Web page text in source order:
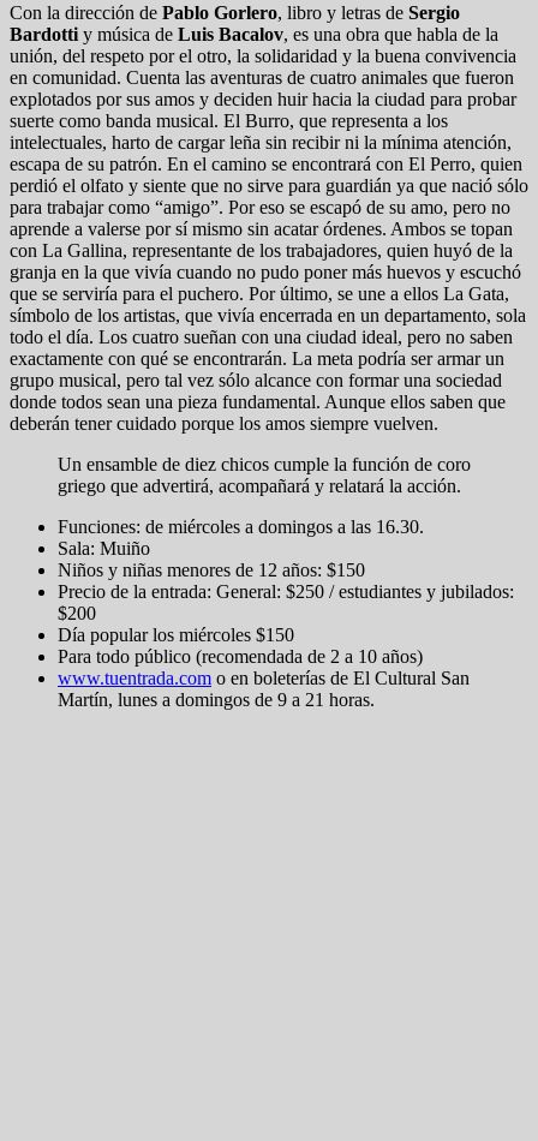
Con la dirección de Pablo Gorlero, libro y letras de Sergio
Bardotti y música de Luis Bacalov, es una obra que habla de la
unión, del respeto por el otro, la solidaridad y la buena convivencia
en comunidad. Cuenta las aventuras de cuatro animales que fueron
explotados por sus amos y deciden huir hacia la ciudad para probar
suerte como banda musical. El Burro, que representa a los
intelectuales, harto de cargar leña sin recibir ni la mínima atención,
escapa de su patrón. En el camino se encontrará con El Perro, quien
perdió el olfato y siente que no sirve para guardián ya que nació sólo
para trabajar como “amigo”. Por eso se escapó de su amo, pero no
aprende a valerse por sí mismo sin acatar órdenes. Ambos se topan
con La Gallina, representante de los trabajadores, quien huyó de la
granja en la que vivía cuando no pudo poner más huevos y escuchó
que se serviría para el puchero. Por último, se une a ellos La Gata,
símbolo de los artistas, que vivía encerrada en un departamento, sola
todo el día. Los cuatro sueñan con una ciudad ideal, pero no saben
exactamente con qué se encontrarán. La meta podría ser armar un
grupo musical, pero tal vez sólo alcance con formar una sociedad
donde todos sean una pieza fundamental. Aunque ellos saben que
deberán tener cuidado porque los amos siempre vuelven.
Un ensamble de diez chicos cumple la función de coro
griego que advertirá, acompañará y relatará la acción.
Funciones: de miércoles a domingos a las 16.30.
Sala: Muiño
Niños y niñas menores de 12 años: $150
Precio de la entrada: General: $250 / estudiantes y jubilados:
$200
Día popular los miércoles $150
Para todo público (recomendada de 2 a 10 años)
www.tuentrada.com o en boleterías de El Cultural San
Martín, lunes a domingos de 9 a 21 horas.